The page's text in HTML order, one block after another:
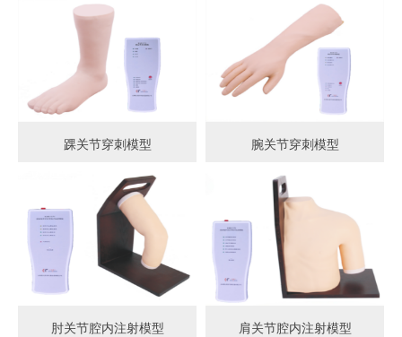
踝关节穿刺模型 腕关节穿刺模型
肘关节腔内注射模型 肩关节腔内注射模型